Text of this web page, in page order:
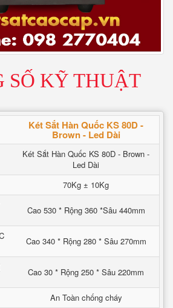
SỐ KỸ THUẬT
Két Sắt Hàn Quốc KS 80D -
Brown - Led Dài
Két Sắt Hàn Quốc KS 80D - Brown -
Led Dài
70Kg ± 10Kg
Cao 530 * Rộng 360 *Sâu 440mm
Cao 340 * Rộng 280 * Sâu 270mm
Cao 30 * Rộng 250 * Sâu 220mm
An Toàn chống cháy